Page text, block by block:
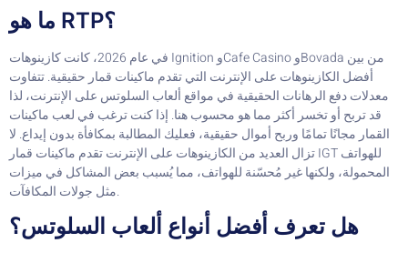
ما هو RTP؟
في عام 2026، كانت كازينوهات Ignition وCafe Casino وBovada من بين
أفضل الكازينوهات على الإنترنت التي تقدم ماكينات قمار حقيقية. تتفاوت
معدلات دفع الرهانات الحقيقية في مواقع ألعاب السلوتس على الإنترنت، لذا
قد تربح أو تخسر أكثر مما هو محسوب هنا. إذا كنت ترغب في لعب ماكينات
القمار مجانًا تمامًا وربح أموال حقيقية، فعليك المطالبة بمكافأة بدون إيداع. لا
تزال العديد من الكازينوهات على الإنترنت تقدم ماكينات قمار IGT للهواتف
المحمولة، ولكنها غير مُحسّنة للهواتف، مما يُسبب بعض المشاكل في ميزات
مثل جولات المكافآت.
هل تعرف أفضل أنواع ألعاب السلوتس؟